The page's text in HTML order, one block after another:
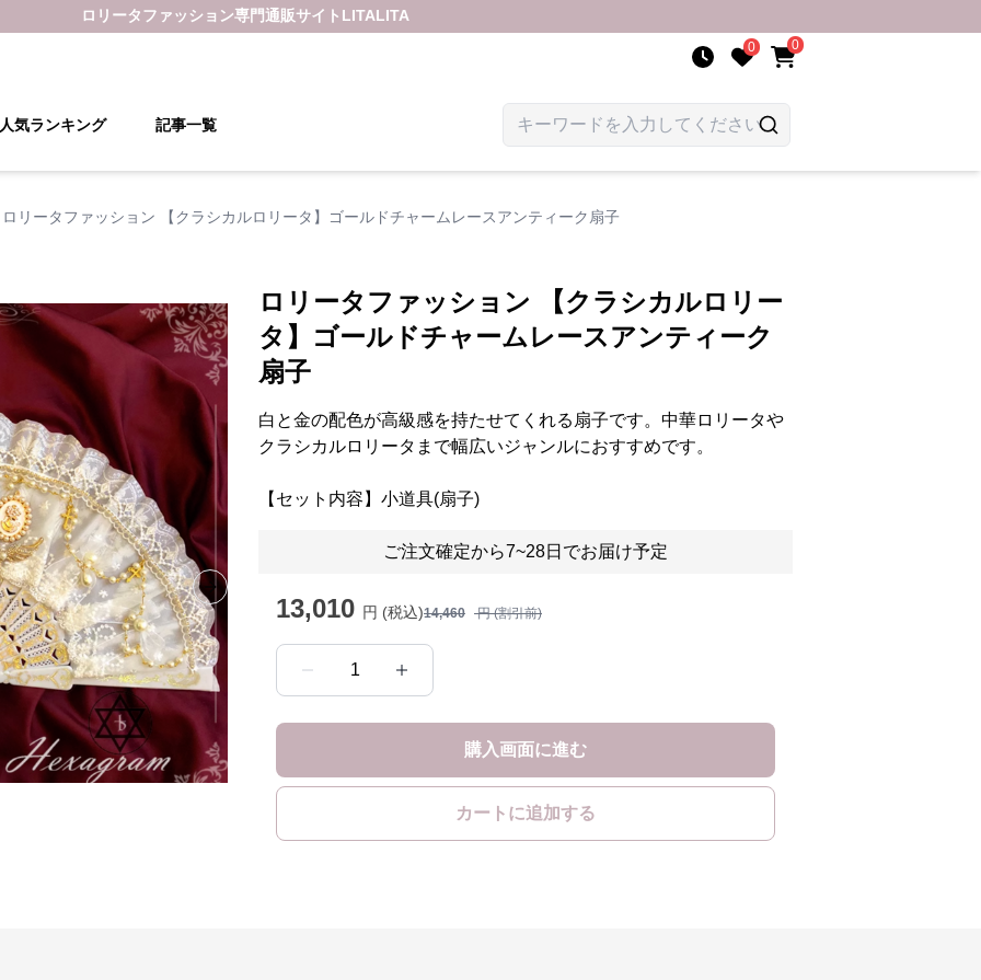
ロリータファッション専門通販サイト LITALITA
0 0
気ランキング 記事一覧
ロリータファッション 【クラシカルロリータ】ゴールドチャームレースアンティーク扇子
Next slide
ロリータファッション 【クラシカルロリー
タ】ゴールドチャームレースアンティーク
扇子
白と金の配色が高級感を持たせてくれる扇子です。中華ロリータや
クラシカルロリータまで幅広いジャンルにおすすめです。
【セット内容】小道具(扇子)
ご注文確定から7~28日でお届け予定
13,010 円 (税込)14,460 円 (割引前)
1
購入画面に進む
カートに追加する